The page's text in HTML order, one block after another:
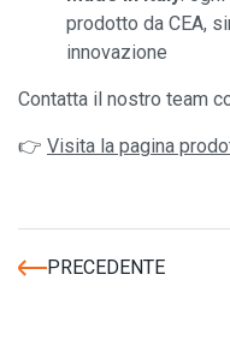
prodotto da CEA,
innovazione
Contatta il nostro team
👉 Visita la pagina
PRECEDENTE